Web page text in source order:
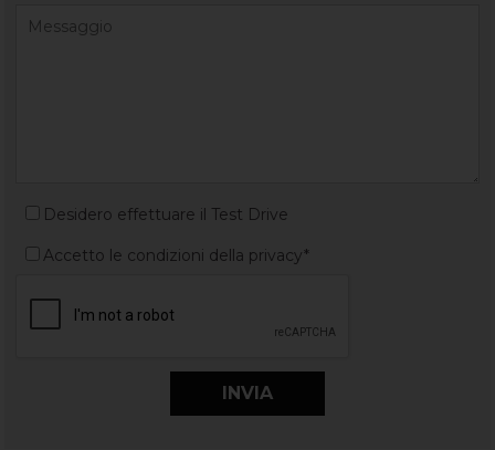
Desidero effettuare il Test Drive
Accetto le condizioni della privacy*